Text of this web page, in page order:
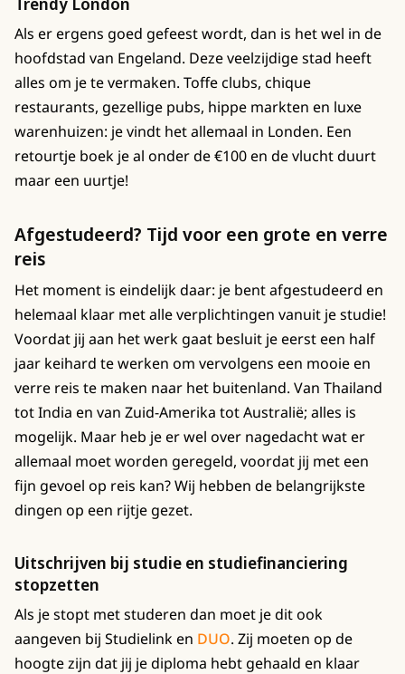
Als er ergens goed gefeest wordt, dan is het wel in de
hoofdstad van Engeland. Deze veelzijdige stad heeft
alles om je te vermaken. Toffe clubs, chique
restaurants, gezellige pubs, hippe markten en luxe
warenhuizen: je vindt het allemaal in Londen. Een
retourtje boek je al onder de €100 en de vlucht duurt
maar een uurtje!
Afgestudeerd? Tijd voor een grote en verre
reis
Het moment is eindelijk daar: je bent afgestudeerd en
helemaal klaar met alle verplichtingen vanuit je studie!
Voordat jij aan het werk gaat besluit je eerst een half
jaar keihard te werken om vervolgens een mooie en
verre reis te maken naar het buitenland. Van Thailand
tot India en van Zuid-Amerika tot Australië; alles is
mogelijk. Maar heb je er wel over nagedacht wat er
allemaal moet worden geregeld, voordat jij met een
fijn gevoel op reis kan? Wij hebben de belangrijkste
dingen op een rijtje gezet.
Uitschrijven bij studie en studiefinanciering
stopzetten
Als je stopt met studeren dan moet je dit ook
aangeven bij Studielink en DUO. Zij moeten op de
hoogte zijn dat jij je diploma hebt gehaald en klaar